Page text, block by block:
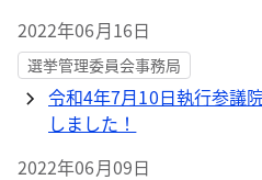
2022年06月16日
選挙管理委員会事務局
令和4年7月10日執行参議
しました！
2022年06月09日